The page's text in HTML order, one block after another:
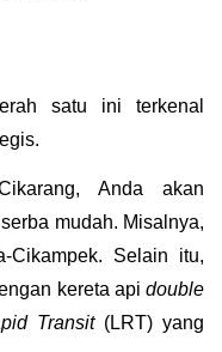
satu ini terkenal
Anda akan
mudah. Misalnya,
Cikampek. Selain itu,
kereta api double
Transit (LRT) yang